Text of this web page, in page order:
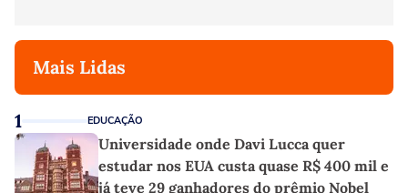
Mais Lidas
1 EDUCAÇÃO
Universidade onde Davi Lucca quer
estudar nos EUA custa quase R$ 400 mil e
já teve 29 ganhadores do prêmio Nobel